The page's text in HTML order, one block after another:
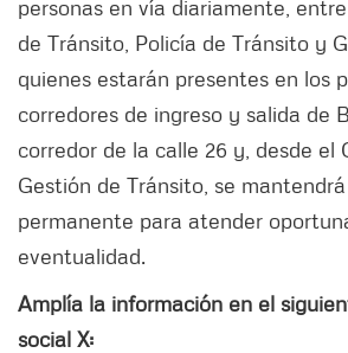
personas en vía diariamente,
de Tránsito, Policía de Tránsito y
quienes estarán presentes en los
corredores de ingreso y salida de
corredor de la calle 26 y, desde el
Gestión de Tránsito, se
permanente para atender
eventualidad.
Amplía la información en el
social X: